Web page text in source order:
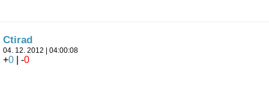
Ctirad
04. 12. 2012 | 04:00:08
+0 | -0